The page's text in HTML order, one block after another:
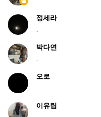
정세라
.
박다연
.
오로
.
이유림